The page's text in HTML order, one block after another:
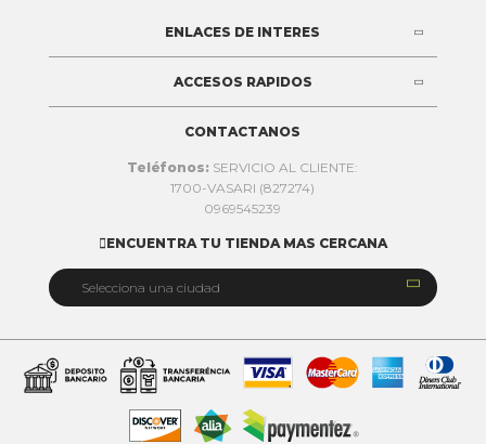
ENLACES DE INTERES
ACCESOS RAPIDOS
CONTACTANOS
Teléfonos: SERVICIO AL CLIENTE:
1700-VASARI (827274)
0969545239
ENCUENTRA TU TIENDA MAS CERCANA
Selecciona una ciudad 
Cuenca